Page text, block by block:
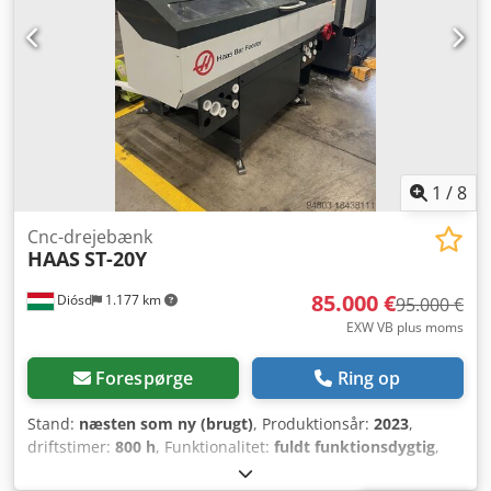
1 /8
Diósd 1.177 km
Cnc-drejebænk
HAASST-20Y
85.000 €95.000 €
EXW VB plus moms
Forespørge Ring op
Stand: næsten som ny (brugt), Produktionsår: 2023,
driftstimer: 800 h, Funktionalitet: fuldt funktionsdygtig,
SN3128158